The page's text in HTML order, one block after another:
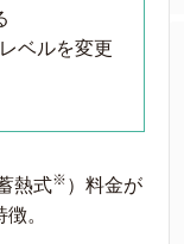
ベルを変更
熱式※ ）料金が
。